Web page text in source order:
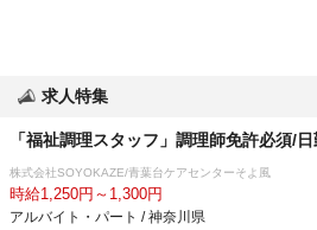
求人特集
「福祉調理スタッフ」調理師免許必須/
株式会社SOYOKAZE/青葉台ケアセンターそよ風
時給1,250円～1,300円
アルバイト・パート / 神奈川県